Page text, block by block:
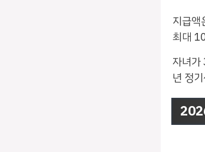
지급액
최대
자녀가
년 정